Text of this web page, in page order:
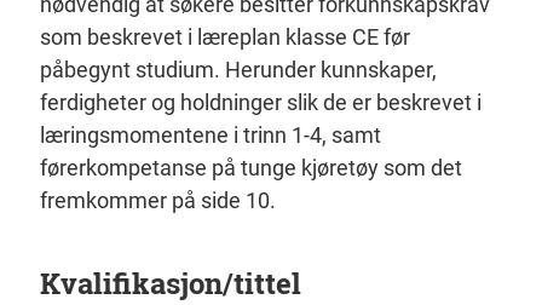
som beskrevet i læreplan klasse CE før
påbegynt studium. Herunder kunnskaper,
ferdigheter og holdninger slik de er beskrevet i
læringsmomentene i trinn 1-4, samt
førerkompetanse på tunge kjøretøy som det
fremkommer på side 10.
Kvalifikasjon/tittel